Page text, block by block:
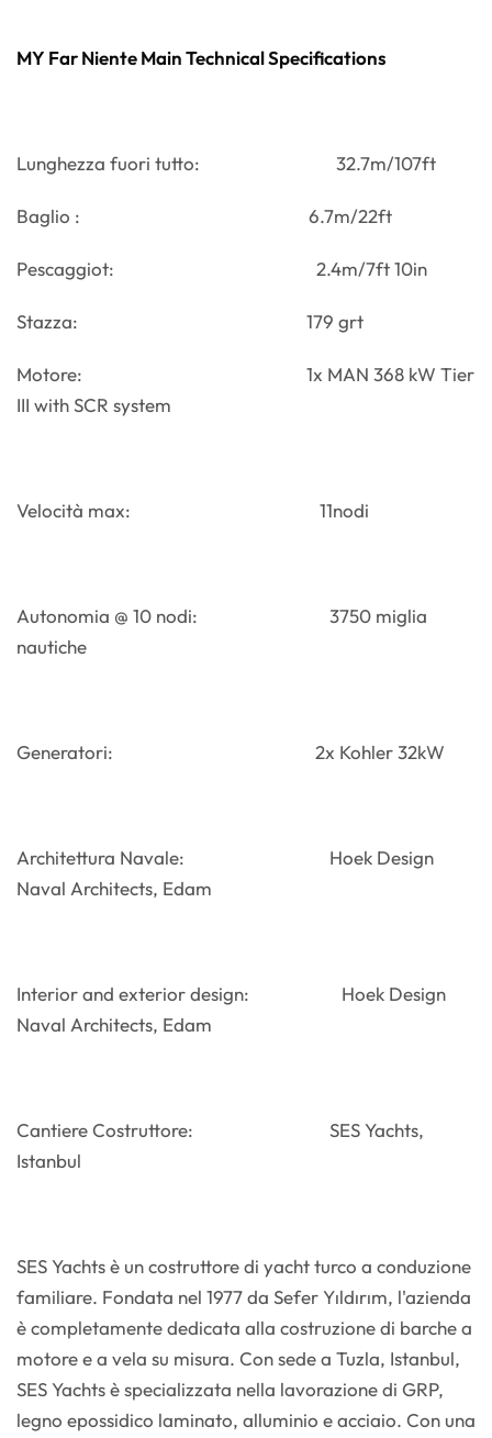
MY Far Niente Main Technical Specifications
Lunghezza fuori tutto: 32.7m/107ft
Baglio : 6.7m/22ft
Pescaggiot: 2.4m/7ft 10in
Stazza: 179 grt
Motore: 1x MAN 368 kW Tier
III with SCR system
Velocità max: 11nodi
Autonomia @ 10 nodi: 3750 miglia
nautiche
Generatori: 2x Kohler 32kW
Architettura Navale: Hoek Design
Naval Architects, Edam
Interior and exterior design: Hoek Design
Naval Architects, Edam
Cantiere Costruttore: SES Yachts,
Istanbul
SES Yachts è un costruttore di yacht turco a conduzione
familiare. Fondata nel 1977 da Sefer Yıldırım, l'azienda
è completamente dedicata alla costruzione di barche a
motore e a vela su misura. Con sede a Tuzla, Istanbul,
SES Yachts è specializzata nella lavorazione di GRP,
legno epossidico laminato, alluminio e acciaio. Con una